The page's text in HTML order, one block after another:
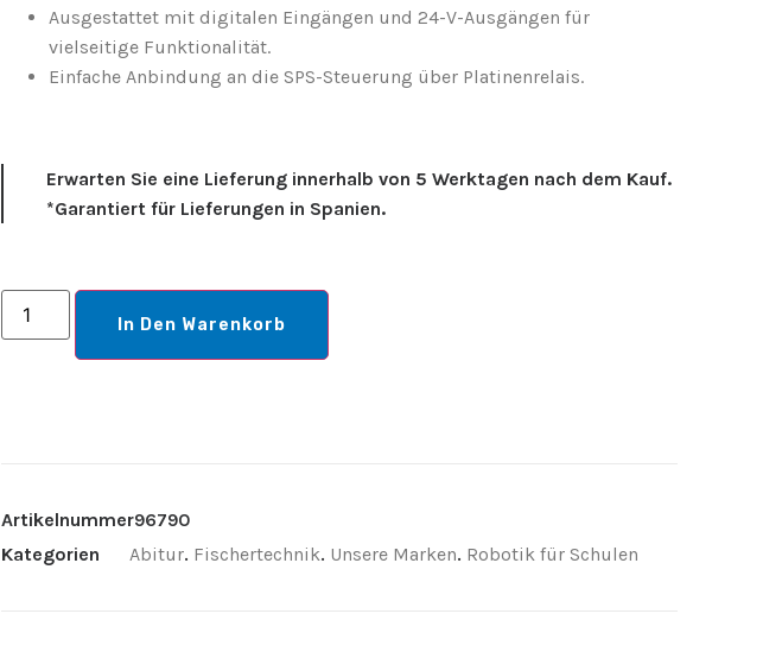
Ausgestattet mit digitalen Eingängen und 24-V-Ausgängen für
vielseitige Funktionalität.
Einfache Anbindung an die SPS-Steuerung über Platinenrelais.
Erwarten Sie eine Lieferung innerhalb von 5 Werktagen nach dem Kauf.
*Garantiert für Lieferungen in Spanien.
In Den Warenkorb
Artikelnummer96790
Kategorien
Abitur. Fischertechnik. Unsere Marken. Robotik für Schulen